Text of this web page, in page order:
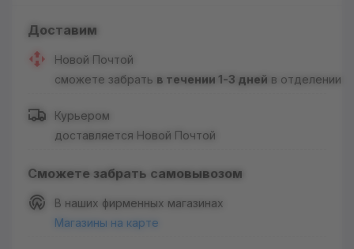
Доставим
Новой Почтой
сможете забрать в течении 1-3 дней в отделении
Курьером
доставляется Новой Почтой
Сможете забрать самовывозом
В наших фирменных магазинах
Магазины на карте